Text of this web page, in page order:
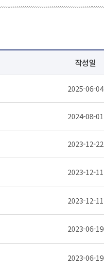
작성일
2025-06-04
2024-08-01
2023-12-22
2023-12-11
2023-12-11
2023-06-19
2023-06-19